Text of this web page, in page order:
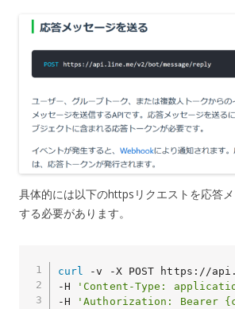
具体的には以下のhttpsリクエストを応答
する必要があります。
curl -v -X POST https://
-H
'Content-Type:
-H
'Authorization: Bearer